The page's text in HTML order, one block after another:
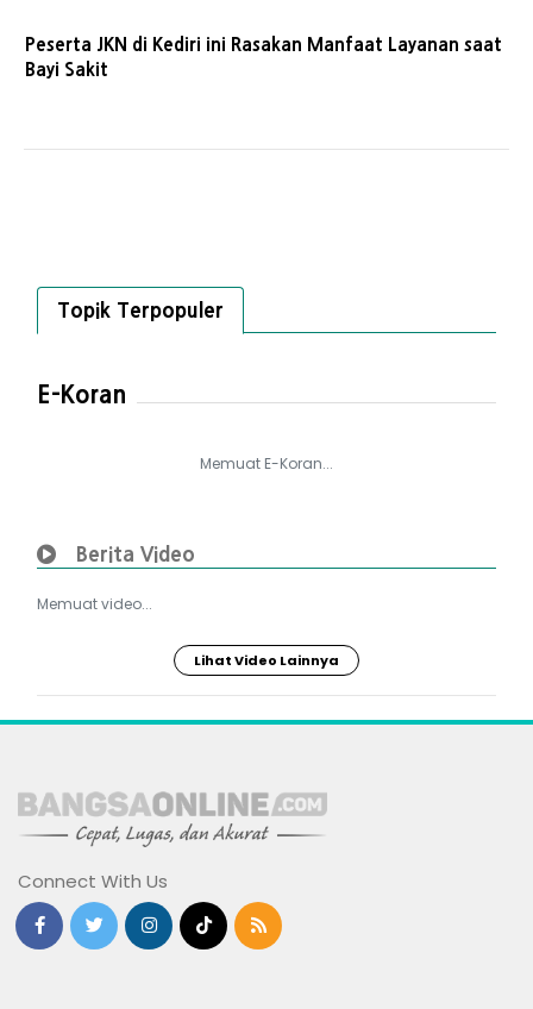
Peserta JKN di Kediri ini Rasakan Manfaat Layanan saat
Bayi Sakit
Topik Terpopuler
E-Koran
Memuat E-Koran...
Berita Video
Memuat video...
Lihat Video Lainnya
Connect With Us